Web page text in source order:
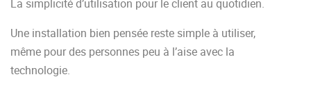
La simplicité d’utilisation pour le client au quotidien.
Une installation bien pensée reste simple à utiliser,
même pour des personnes peu à l’aise avec la
technologie.